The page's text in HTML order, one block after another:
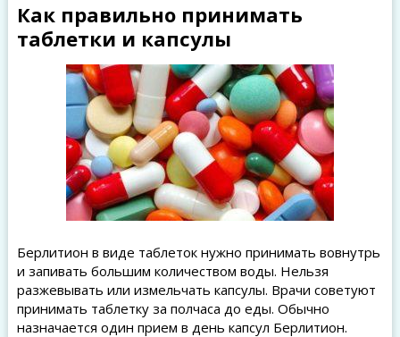
Как правильно принимать
таблетки и капсулы
Берлитион в виде таблеток нужно принимать вовнутрь
и запивать большим количеством воды. Нельзя
разжевывать или измельчать капсулы. Врачи советуют
принимать таблетку за полчаса до еды. Обычно
назначается один прием в день капсул Берлитион.